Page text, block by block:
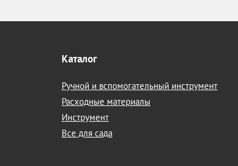
Каталог
Ручной и вспомогательный инструмент
Расходные материалы
Инструмент
Все для сада